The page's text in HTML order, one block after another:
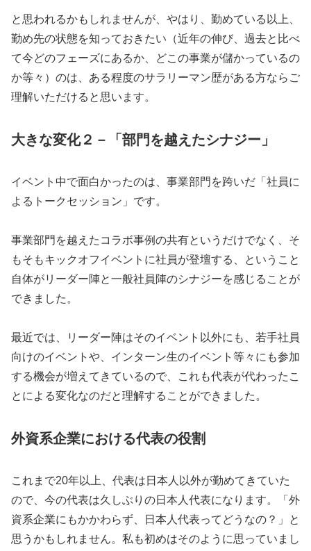
と思われるかもしれませんが、やはり、勤めている以上、
勤め先の状態を知っておきたい（近年の伸び、過去と比べ
て今どのフェーズにあるか、どこの事業が儲かっているの
か等々）のは、ある程度のサラリーマン歴がある方ならご
理解いただけると思います。
大きな変化２－「部門を越えたシナジー」
イベント中で面白かったのは、事業部門を跨いだ「社員に
よるトークセッション」です。
事業部門を越えたコラボ事例の共有というだけでなく、そ
もそもキックオフイベントに社員が登壇する、ということ
自体がリーダー陣と一般社員陣のシナジーを感じることが
できました。
最近では、リーダー陣はそのイベント以外にも、若手社員
向けのイベントや、インターン生のイベント等々にも参加
する機会が増えてきているので、これも代表が代わったこ
とによる変化なのだと理解することができました。
外資系企業における代表の役割
これまで20年以上、代表は日本人以外が勤めてきていた
ので、今の代表は久しぶりの日本人代表になります。「外
資系企業にもかかわらず、日本人代表ってどうなの？」と
思うかもしれません。私も初めはそのように思っていまし